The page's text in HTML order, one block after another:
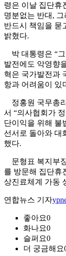
령은 이날 집단휴
명분없는 반대,
반드시 책임을 묻
밝혔다.
박 대통령은 “
발전에도 악영향
혁은 국가발전과
항과 어려움이 있
정홍원 국무총
서 “의사협회가
단이익을 위해 불
선서로 돌아와 대
했다.
문형표 복지부
를 방문해 집단휴
상진료체계 가동
연합뉴스 기자
좋아요0
화나요0
슬퍼요0
더 궁금해요